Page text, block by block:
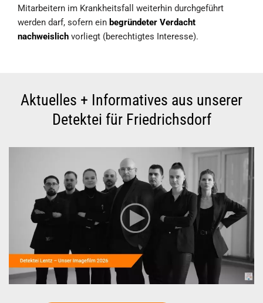
Mitarbeitern im Krankheitsfall weiterhin durchgeführt
werden darf, sofern ein begründeter Verdacht
nachweislich vorliegt (berechtigtes Interesse).